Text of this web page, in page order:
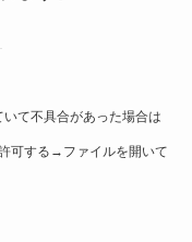
て不具合があった場合は
可する→ファイルを開いて